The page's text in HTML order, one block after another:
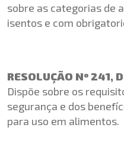
sobre as categorias de
isentos e com
RESOLUÇÃO Nº 241,
Dispõe sobre os
segurança e dos
para uso em alimentos.